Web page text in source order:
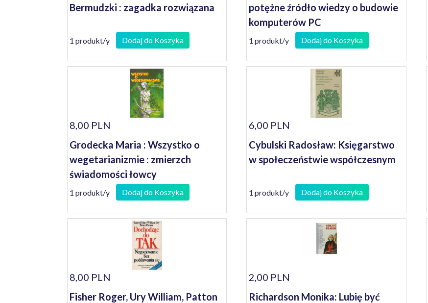
Bermudzki : zagadka rozwiązana
1 produkt/y Dodaj do Koszyka
potężne źródło wiedzy o budowie
komputerów PC
1 produkt/y Dodaj do Koszyka
8,00 PLN
Grodecka Maria : Wszystko o
wegetarianizmie : zmierzch
świadomości łowcy
1 produkt/y Dodaj do Koszyka
6,00 PLN
Cybulski Radosław: Księgarstwo
w społeczeństwie współczesnym
1 produkt/y Dodaj do Koszyka
8,00 PLN
Fisher Roger, Ury William, Patton
2,00 PLN
Richardson Monika: Lubię być